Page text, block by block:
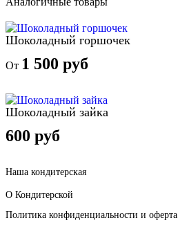
Шоколадный горшочек
От 1 500 руб
Шоколадный зайка
600 руб
Наша кондитерская
О Кондитерской
Политика конфиденциальности и оферта